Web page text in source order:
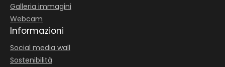
Galleria immagini
Webcam
Informazioni
Social media wall
Sostenibilità